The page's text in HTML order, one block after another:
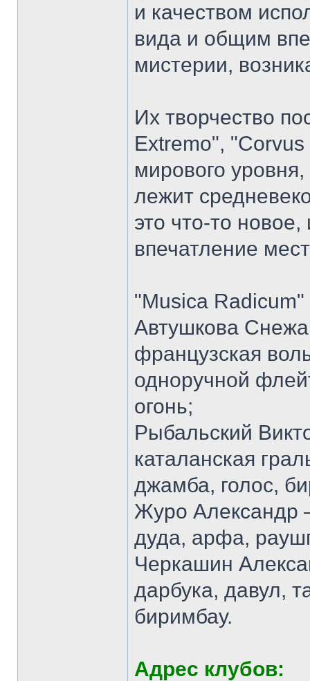
и качеством
вида и общим
мистерии,
Их творчество
Extremo",
мирового
лежит
это что-то
впечатление
"Musica
Автушкова
французская
одноручной
огонь;
Рыбальский
каталанская
джамба, голос,
Журо Александр
дуда, арфа,
Черкашин
дарбука, давул,
биримбау.
Адрес клубов: